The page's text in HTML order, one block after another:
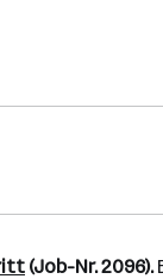
(Job-Nr. 2096).